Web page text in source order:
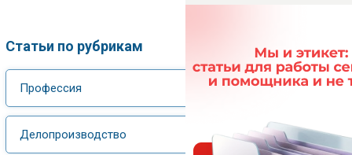
Статьи по рубрикам
Профессия
Делопроизводство